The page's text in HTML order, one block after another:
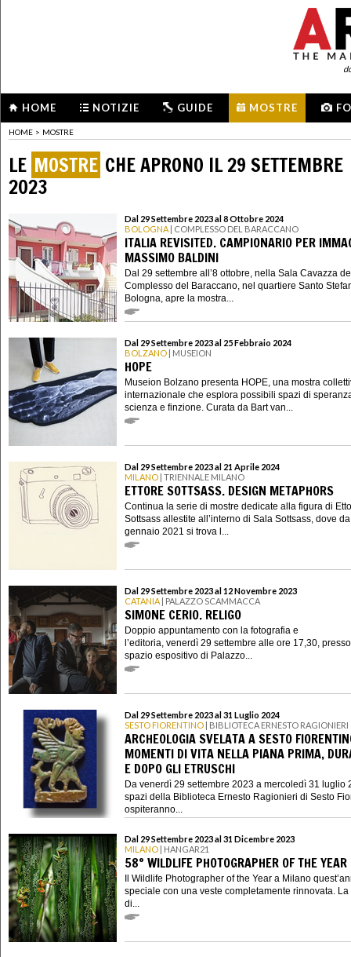
HOME NOTIZIE GUIDE MOSTRE
HOME > MOSTRE
LE MOSTRE CHE APRONO IL 29 SETTEMBRE
2023
Dal 29 Settembre 2023 al 8 Ottobre 2024
BOLOGNA | COMPLESSO DEL BARACCANO
ITALIA REVISITED. CAMPIONARIO PER
MASSIMO BALDINI
Dal 29 settembre all’8 ottobre, nella Sala Cavazza
Complesso del Baraccano, nel quartiere Santo
Bologna, apre la mostra...
Dal 29 Settembre 2023 al 25 Febbraio 2024
BOLZANO | MUSEION
HOPE
Museion Bolzano presenta HOPE, una mostra
internazionale che esplora possibili spazi di
scienza e finzione. Curata da Bart van...
Dal 29 Settembre 2023 al 21 Aprile 2024
MILANO | TRIENNALE MILANO
ETTORE SOTTSASS. DESIGN METAPHORS
Continua la serie di mostre dedicate alla figura di
Sottsass allestite all’interno di Sala Sottsass, dove da
gennaio 2021 si trova l...
Dal 29 Settembre 2023 al 12 Novembre 2023
CATANIA | PALAZZO SCAMMACCA
SIMONE CERIO. RELIGO
Doppio appuntamento con la fotografia e
l’editoria, venerdì 29 settembre alle ore 17,30,
spazio espositivo di Palazzo...
Dal 29 Settembre 2023 al 31 Luglio 2024
SESTO FIORENTINO | BIBLIOTECA ERNESTO RAGIONIERI
ARCHEOLOGIA SVELATA A SESTO
MOMENTI DI VITA NELLA PIANA PRIMA,
E DOPO GLI ETRUSCHI
Da venerdì 29 settembre 2023 a mercoledì 31 luglio
spazi della Biblioteca Ernesto Ragionieri di Sesto
ospiteranno...
Dal 29 Settembre 2023 al 31 Dicembre 2023
MILANO | HANGAR21
58° WILDLIFE PHOTOGRAPHER OF THE YEAR
Il Wildlife Photographer of the Year a Milano
speciale con una veste completamente rinnovata. La
di...